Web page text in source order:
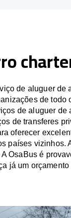
de aluguer de
de todo
de aluguer de
de transferes
oferecer
países vizinhos.
OsaBus é
já um orçamento